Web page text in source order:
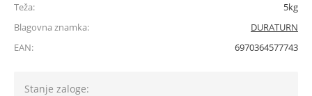
Teža:
5kg
Blagovna znamka:
DURATURN
EAN:
6970364577743
Stanje zaloge: